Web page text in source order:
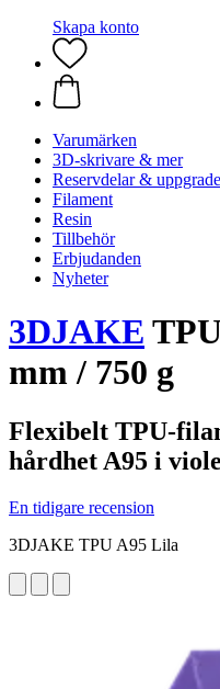
Skapa konto
Varumärken
3D-skrivare & mer
Reservdelar &
Filament
Resin
Tillbehör
Erbjudanden
Nyheter
3DJAKE
mm / 750 g
Flexibelt TPU-
hårdhet A95 i
En tidigare recension
3DJAKE TPU A95 Lila